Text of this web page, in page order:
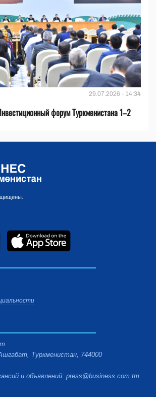
29.07.2026 - 14:34
форум Туркменистана 1–2
Туркменистан, 744000
и объявлений: press@business.com.tm